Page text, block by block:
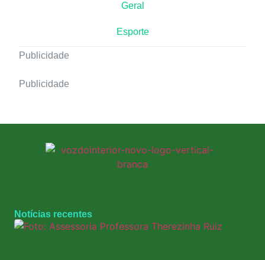
Geral
Esporte
Publicidade
Publicidade
Notícias recentes